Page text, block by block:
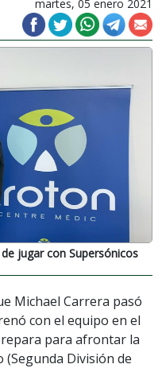
martes, 05 enero 2021
jugar con Supersónicos
Michael Carrera pasó
con el equipo en el
para afrontar la
(Segunda División de